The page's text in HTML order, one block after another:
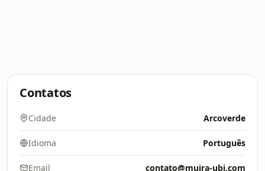
Contatos
Cidade Arcoverde
Idioma Português
Email contato@muira-ubi.com